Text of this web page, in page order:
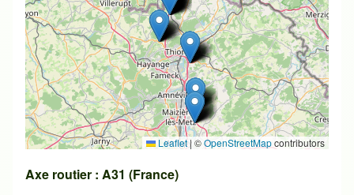
Leaflet|©OpenStreetMapcontributors
Axe routier : A31 (France)